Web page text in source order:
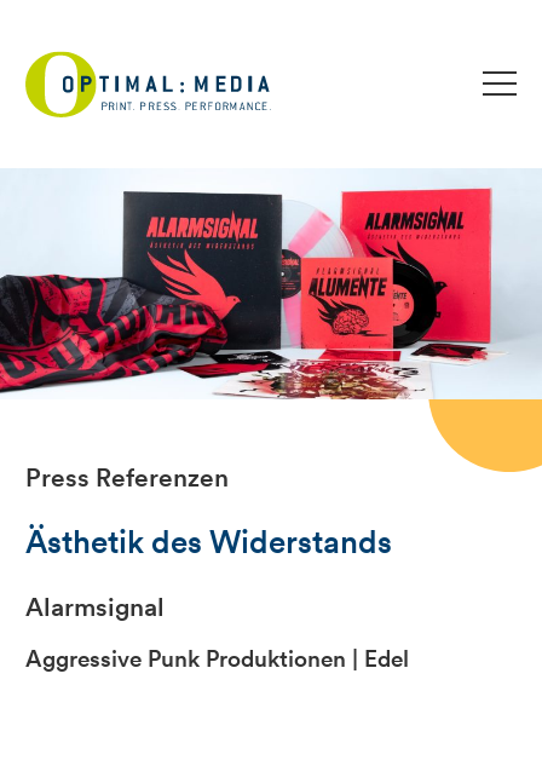
Press Referenzen
Ästhetik des Widerstands
Alarmsignal
Aggressive Punk Produktionen | Edel